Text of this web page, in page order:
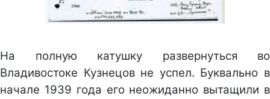
На полную катушку развернуться во
Владивостоке Кузнецов не успел. Буквально в
начале 1939 года его неожиданно вытащили в